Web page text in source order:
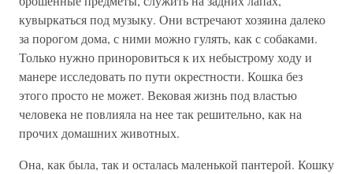
кувыркаться под музыку. Они встречают хозяина далеко
за порогом дома, с ними можно гулять, как с собаками.
Только нужно приноровиться к их небыстрому ходу и
манере исследовать по пути окрестности. Кошка без
этого просто не может. Вековая жизнь под властью
человека не повлияла на нее так решительно, как на
прочих домашних животных.
Она, как была, так и осталась маленькой пантерой. Кошку